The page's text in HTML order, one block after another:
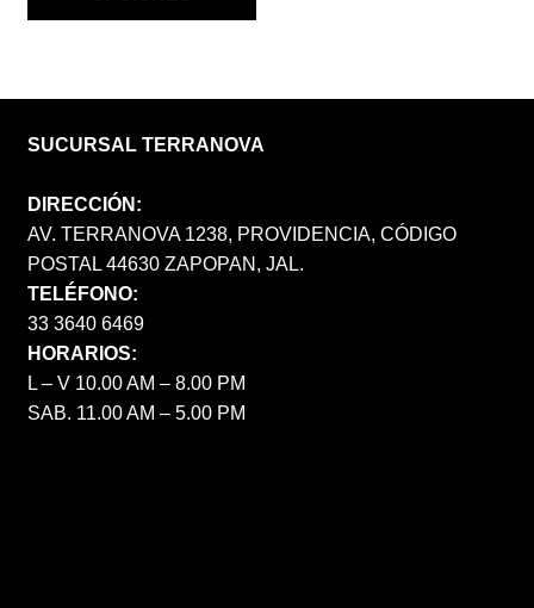
SUCURSAL TERRANOVA
DIRECCIÓN:
AV. TERRANOVA 1238, PROVIDENCIA, CÓDIGO
POSTAL 44630 ZAPOPAN, JAL.
TELÉFONO:
33 3640 6469
HORARIOS:
L – V 10.00 AM – 8.00 PM
SAB. 11.00 AM – 5.00 PM